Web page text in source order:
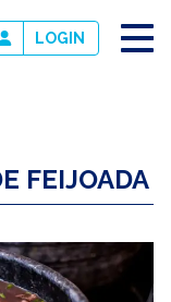
LOGIN
FEIJOADA